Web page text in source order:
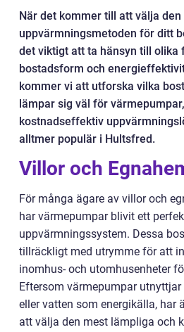
När det kommer till att välja
uppvärmningsmetoden för ditt
det viktigt att ta hänsyn till olika
bostadsform och
kommer vi att utforska vilka
lämpar sig väl för
kostnadseffektiv
alltmer populär i Hultsfred.
Villor och
För många ägare av villor och
har värmepumpar blivit ett
uppvärmningssystem. Dessa
tillräckligt med utrymme för att
inomhus- och utomhusenheter
Eftersom värmepumpar
eller vatten som energikälla, har
att välja den mest lämpliga och